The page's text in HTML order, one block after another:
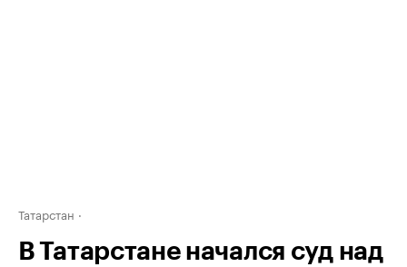
Татарстан
В Татарстане начался суд над